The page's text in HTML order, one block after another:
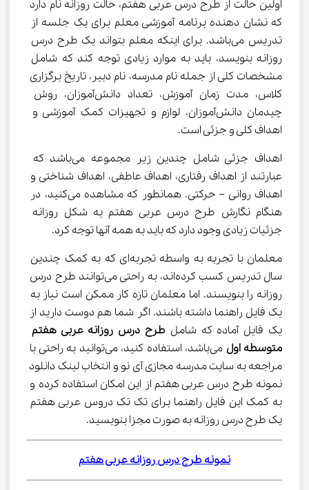
اولین حالت از طرح درس عربی هفتم، حالت روزانه نام دارد
که نشان دهنده برنامه آموزشی معلم برای یک جلسه از
تدریس می‌باشد. برای اینکه معلم بتواند یک طرح درس
روزانه بنویسد، باید به موارد زیادی توجه کند که شامل
مشخصات کلی از جمله نام مدرسه، نام دبیر، تاریخ برگزاری
کلاس، مدت زمان آموزش، تعداد دانش‌آموزان، روش
چیدمان دانش‌آموزان، لوازم و تجهیزات کمک آموزشی و
اهداف کلی و جزئی است.
اهداف جزئی شامل چندین زیر مجموعه می‌باشد که
عبارتند از اهداف رفتاری، اهداف عاطفی، اهداف شناختی و
اهداف روانی – حرکتی. همانطور که مشاهده می‌کنید، در
هنگام نگارش طرح درس عربی هفتم به شکل روزانه
جزئیات زیادی وجود دارد که باید به همه آنها توجه کرد.
معلمان با تجربه به واسطه تجربه‌ای که به کمک چندین
سال تدریس کسب کرده‌اند، به راحتی می‌توانند طرح درس
روزانه را بنویسند. اما معلمان تازه کار ممکن است نیاز به
یک فایل راهنما داشته باشند. اگر شما هم دوست دارید از
یک فایل آماده که شامل طرح درس روزانه عربی هفتم
متوسطه اول
می‌باشد، استفاده کنید، می‌توانید به راحتی با
مراجعه به سایت مدرسه مجازی آی نو و انتخاب لینک دانلود
نمونه طرح درس عربی هفتم از این امکان استفاده کرده و
به کمک این فایل راهنما برای تک تک دروس عربی هفتم
یک طرح درس روزانه به صورت مجزا بنویسید.
نمونه طرح درس روزانه عربی هفتم